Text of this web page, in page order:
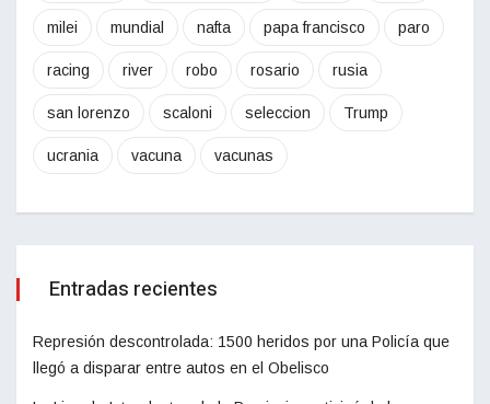
milei mundial nafta papa francisco paro
racing river robo rosario rusia
san lorenzo scaloni seleccion Trump
ucrania vacuna vacunas
Entradas recientes
Represión descontrolada: 1500 heridos por una Policía que
llegó a disparar entre autos en el Obelisco